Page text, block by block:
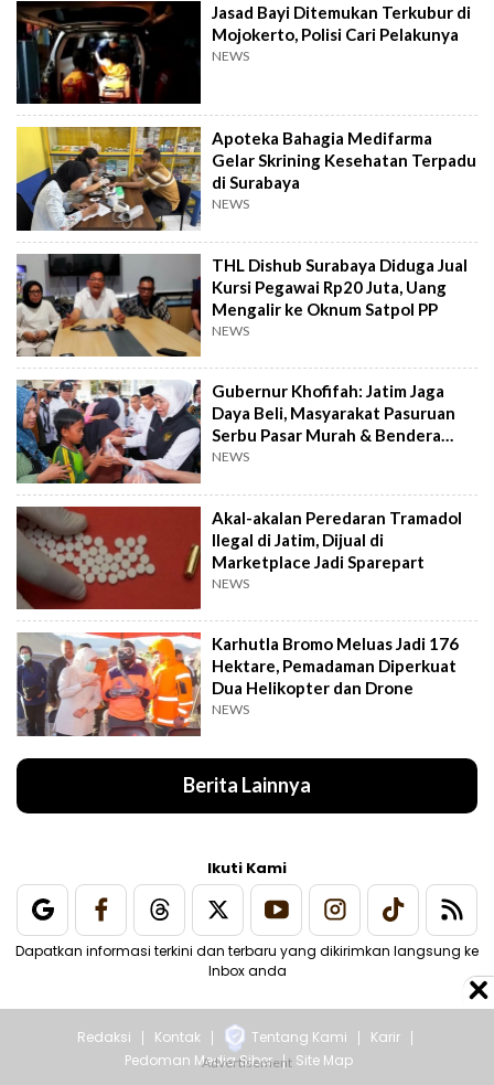
Jasad Bayi Ditemukan Terkubur di
Mojokerto, Polisi Cari Pelakunya
NEWS
Apoteka Bahagia Medifarma
Gelar Skrining Kesehatan Terpadu
di Surabaya
NEWS
THL Dishub Surabaya Diduga Jual
Kursi Pegawai Rp20 Juta, Uang
Mengalir ke Oknum Satpol PP
NEWS
Gubernur Khofifah: Jatim Jaga
Daya Beli, Masyarakat Pasuruan
Serbu Pasar Murah & Bendera
Merah Putih
NEWS
Akal-akalan Peredaran Tramadol
Ilegal di Jatim, Dijual di
Marketplace Jadi Sparepart
NEWS
Karhutla Bromo Meluas Jadi 176
Hektare, Pemadaman Diperkuat
Dua Helikopter dan Drone
NEWS
Berita Lainnya
Ikuti Kami
Dapatkan informasi terkini dan terbaru yang dikirimkan langsung ke
Inbox anda
Redaksi Kontak Tentang Kami
Karir
Pedoman Media Siber
Site Map